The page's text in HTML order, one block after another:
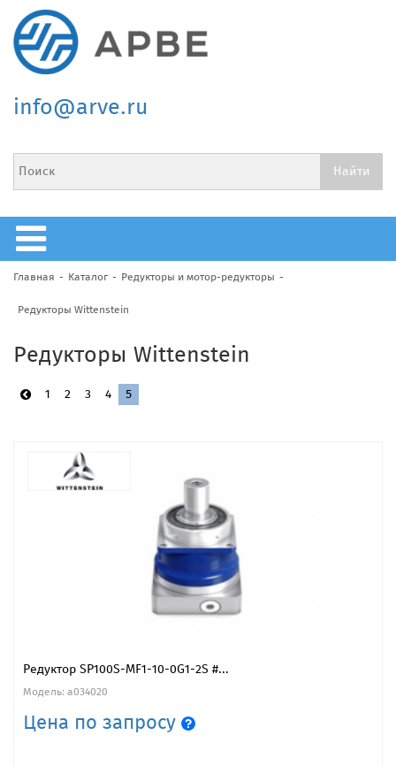
info@arve.ru
Главная Каталог Редукторы и мотор-редукторы
Редукторы Wittenstein
Редукторы Wittenstein
1 2 3 4 5
Редуктор SP100S-MF1-10-0G1-2S #...
Модель: a034020
Цена по запросу